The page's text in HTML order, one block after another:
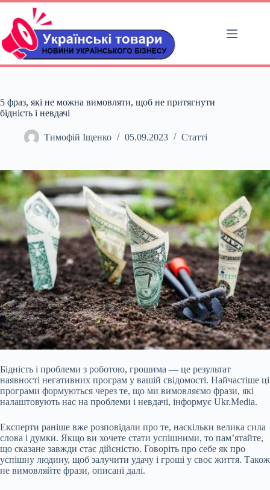
Перейти
вмісту
5 фраз, які не можна вимовляти, щоб не притягнути
бідність і невдачі
Тимофій Іщенко 05.09.2023 Статті
Бідність і проблеми з роботою, грошима — це результат
наявності негативних програм у вашій свідомості. Найчастіше ці
програми формуються через те, що ми вимовляємо фрази, які
налаштовують нас на проблеми і невдачі, інформує Ukr.Media.
Експерти раніше вже розповідали про те, наскільки велика сила
слова і думки. Якщо ви хочете стати успішними, то пам’ятайте,
що сказане завжди стає дійсністю. Говоріть про себе як про
успішну людину, щоб залучити удачу і гроші у своє життя. Також
не вимовляйте фрази, описані далі.